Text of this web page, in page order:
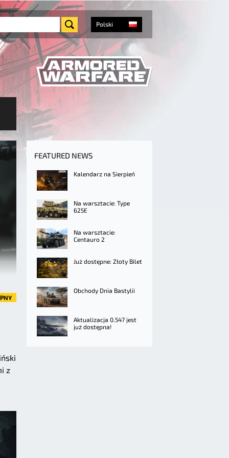
Polski
z
FEATURED NEWS
Kalendarz na Sierpień
Na warsztacie: Type
625E
Na warsztacie:
Centauro 2
Już dostępne: Złoty Bilet
Obchody Dnia Bastylii
Aktualizacja 0.547 jest
już dostępna!